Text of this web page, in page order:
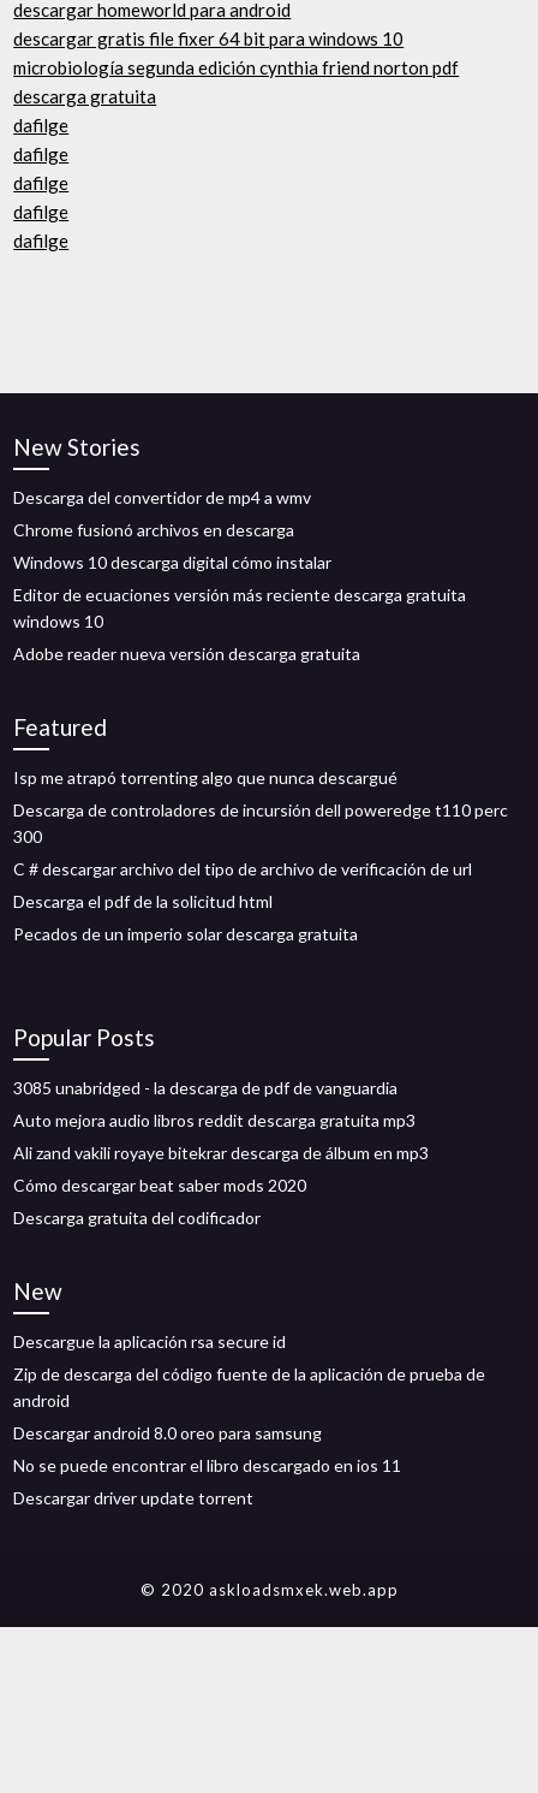
descargar homeworld para android
descargar gratis file fixer 64 bit para windows 10
microbiología segunda edición cynthia friend norton pdf
descarga gratuita
dafilge
dafilge
dafilge
dafilge
dafilge
New Stories
Descarga del convertidor de mp4 a wmv
Chrome fusionó archivos en descarga
Windows 10 descarga digital cómo instalar
Editor de ecuaciones versión más reciente descarga gratuita
windows 10
Adobe reader nueva versión descarga gratuita
Featured
Isp me atrapó torrenting algo que nunca descargué
Descarga de controladores de incursión dell poweredge t110 perc
300
C # descargar archivo del tipo de archivo de verificación de url
Descarga el pdf de la solicitud html
Pecados de un imperio solar descarga gratuita
Popular Posts
3085 unabridged - la descarga de pdf de vanguardia
Auto mejora audio libros reddit descarga gratuita mp3
Ali zand vakili royaye bitekrar descarga de álbum en mp3
Cómo descargar beat saber mods 2020
Descarga gratuita del codificador
New
Descargue la aplicación rsa secure id
Zip de descarga del código fuente de la aplicación de prueba de
android
Descargar android 8.0 oreo para samsung
No se puede encontrar el libro descargado en ios 11
Descargar driver update torrent
© 2020 askloadsmxek.web.app